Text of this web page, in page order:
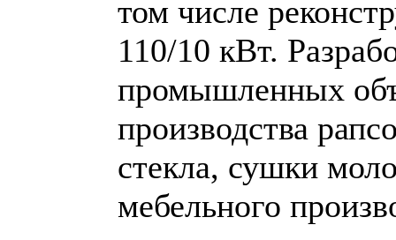
том числе
110/10 кВт.
промышленных
производства
стекла, сушки
мебельного